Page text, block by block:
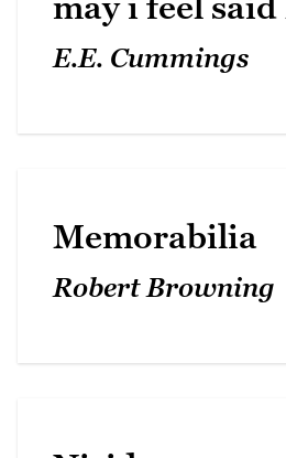
E.E. Cummings
Memorabilia
Robert Browning